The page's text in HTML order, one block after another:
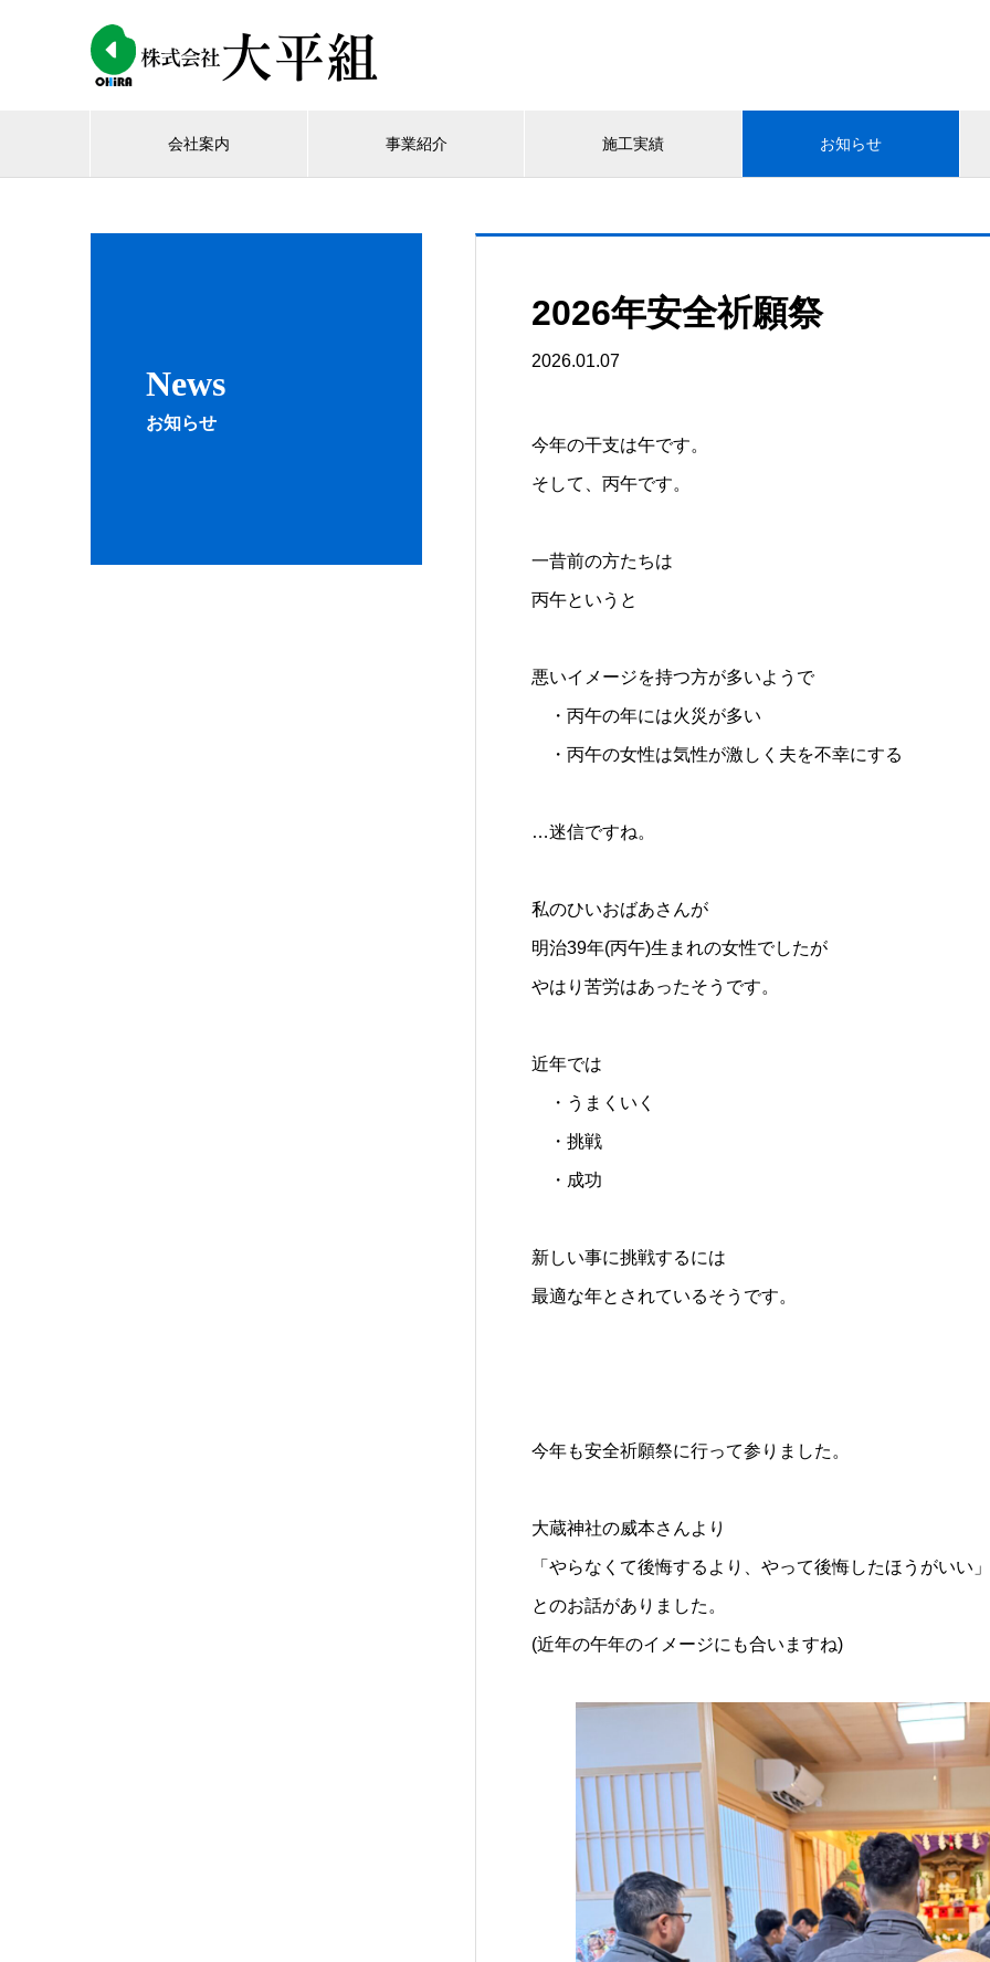
会社案内 事業紹介 施工実績 お知らせ
News
お知らせ
2026年安全祈願祭
2026.01.07
今年の干支は午です。
そして、丙午です。
一昔前の方たちは
丙午というと
悪いイメージを持つ方が多いようで
・丙午の年には火災が多い
・丙午の女性は気性が激しく夫を不幸にする
…迷信ですね。
私のひいおばあさんが
明治39年(丙午)生まれの女性でしたが
やはり苦労はあったそうです。
近年では
・うまくいく
・挑戦
・成功
新しい事に挑戦するには
最適な年とされているそうです。
今年も安全祈願祭に行って参りました。
大蔵神社の威本さんより
「やらなくて後悔するより、やって後悔したほうがいい」
とのお話がありました。
(近年の午年のイメージにも合いますね)